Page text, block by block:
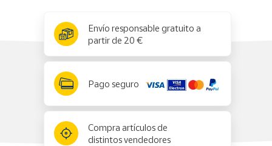
Envío responsable gratuito a
partir de 20 €
Pago seguro
Compra artículos de
distintos vendedores